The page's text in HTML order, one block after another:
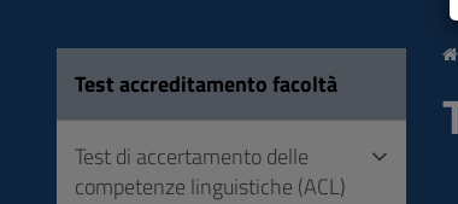
navigazione
Test accreditamento facoltà
Test di accertamento delle
competenze linguistiche (ACL)